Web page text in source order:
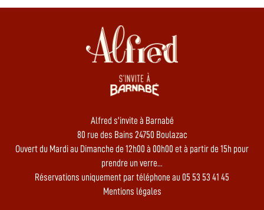
Alfred s'invite à Barnabé
80 rue des Bains 24750 Boulazac
Ouvert du Mardi au Dimanche de 12h00 à 00h00 et à partir de 15h pour
prendre un verre...
Réservations uniquement par téléphone au 05 53 53 41 45
Mentions légales